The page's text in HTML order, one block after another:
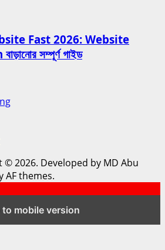
Fast 2026: Website
সম্পূর্ণ গাইড
© 2026. Developed by MD Abu
AF themes.
to mobile version